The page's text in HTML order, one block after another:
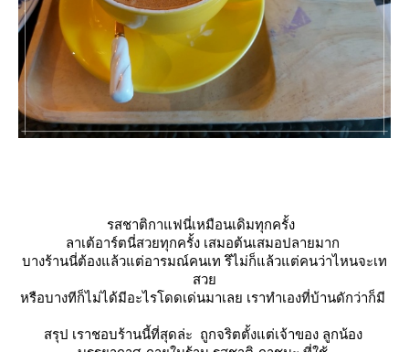
รสชาติกาแฟนี่เหมือนเดิมทุกครั้ง
ลาเต้อาร์ตนี่สวยทุกครั้ง เสมอต้นเสมอปลายมาก
บางร้านนี่ต้องแล้วแต่อารมณ์คนเท รึไม่ก็แล้วแต่คนว่าไหนจะเท
สว
หรือบางทีก็ไม่ได้มีอะไรโดดเด่นมาเลย เราทำเองที่บ้านดักว่าก็มี
สรุป เราชอบร้านนี้ที่สุดล่ะ ถูกจริตตั้งแต่เจ้าของ ลูกน้อง